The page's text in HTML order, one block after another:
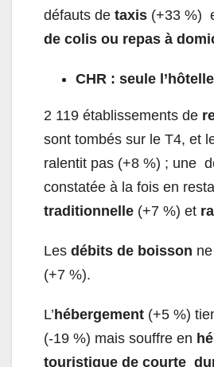
défauts de taxis (+33 %)
de colis ou repas à
CHR : seule
2 119 établissements de
sont tombés sur le T4, et
ralentit pas (+8 %) ; une
constatée à la fois en
traditionnelle (+7 %) et
Les débits de boisson
(+7 %).
L’hébergement (+5 %)
(-19 %) mais souffre en
touristique de courte